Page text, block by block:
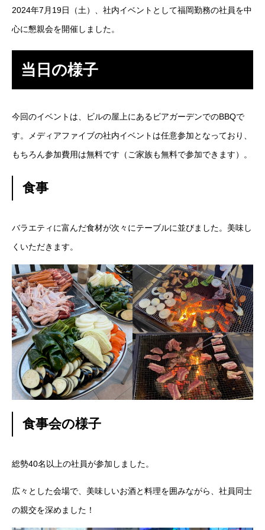
SI事業
ITアウトソーシング事業
その他の事業
その他の職種
残業規制
人事制度
社内システム
社内勉強会
ユニーク制度
雰囲気を知る Blog
2024年7月19日（土）、社内イベントとして福岡勤務の社員を中
心に懇親会を開催しました。
当日の様子
今回のイベントは、ビルの屋上にあるビアガーデンでのBBQで
す。メディアファイブの社内イベントは任意参加となっており、
もちろん参加費用は無料です（ご家族も無料で参加できます）。
食事
バラエティに富んだ食材が次々にテーブルに並びました。美味し
くいただきます。
食事会の様子
総勢40名以上の社員が参加しました。
広々とした会場で、美味しいお酒と料理を囲みながら、社員同士
の親交を深めました！